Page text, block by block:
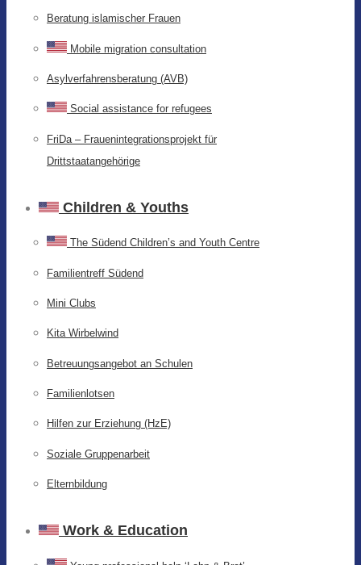
Beratung islamischer Frauen
Mobile migration consultation
Asylverfahrensberatung (AVB)
Social assistance for refugees
FriDa – Frauenintegrationsprojekt für
Drittstaatangehörige
Children & Youths
The Südend Children’s and Youth Centre
Familientreff Südend
Mini Clubs
Kita Wirbelwind
Betreuungsangebot an Schulen
Familienlotsen
Hilfen zur Erziehung (HzE)
Soziale Gruppenarbeit
Elternbildung
Work & Education